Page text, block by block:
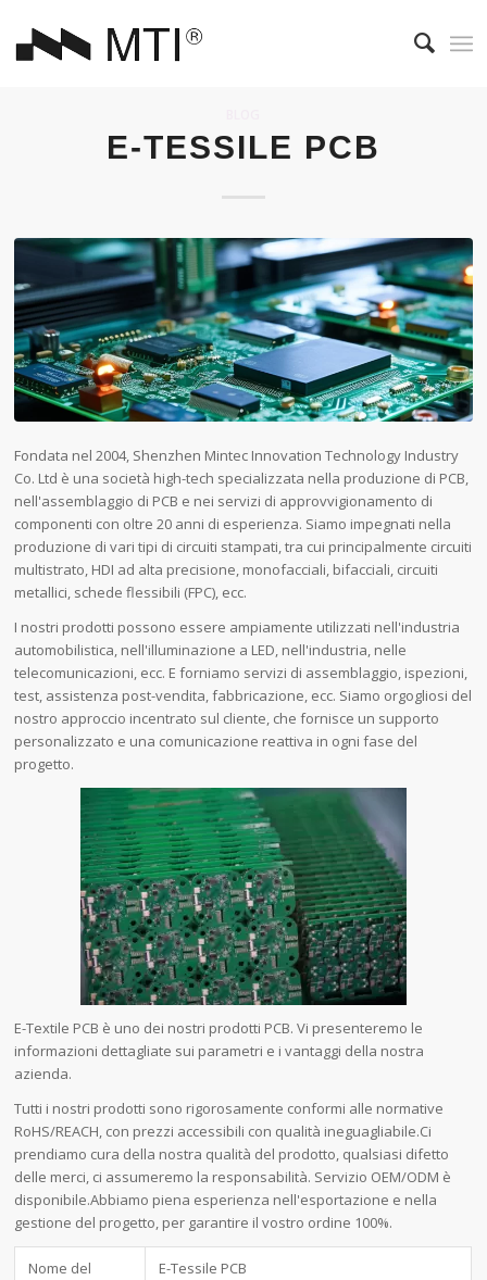
E-TESSILE PCB
Fondata nel 2004, Shenzhen Mintec Innovation Technology Industry
Co. Ltd è una società high-tech specializzata nella produzione di PCB,
nell'assemblaggio di PCB e nei servizi di approvvigionamento di
componenti con oltre 20 anni di esperienza. Siamo impegnati nella
produzione di vari tipi di circuiti stampati, tra cui principalmente circuiti
multistrato, HDI ad alta precisione, monofacciali, bifacciali, circuiti
metallici, schede flessibili (FPC), ecc.
I nostri prodotti possono essere ampiamente utilizzati nell'industria
automobilistica, nell'illuminazione a LED, nell'industria, nelle
telecomunicazioni, ecc. E forniamo servizi di assemblaggio, ispezioni,
test, assistenza post-vendita, fabbricazione, ecc. Siamo orgogliosi del
nostro approccio incentrato sul cliente, che fornisce un supporto
personalizzato e una comunicazione reattiva in ogni fase del
progetto.
E-Textile PCB è uno dei nostri prodotti PCB. Vi presenteremo le
informazioni dettagliate sui parametri e i vantaggi della nostra
azienda.
Tutti i nostri prodotti sono rigorosamente conformi alle normative
RoHS/REACH, con prezzi accessibili con qualità ineguagliabile.Ci
prendiamo cura della nostra qualità del prodotto, qualsiasi difetto
delle merci, ci assumeremo la responsabilità. Servizio OEM/ODM è
disponibile.Abbiamo piena esperienza nell'esportazione e nella
gestione del progetto, per garantire il vostro ordine 100%.
Nome del
E-Tessile PCB